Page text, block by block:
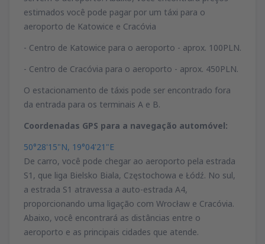
estimados você pode pagar por um táxi para o
aeroporto de Katowice e Cracóvia
- Centro de Katowice para o aeroporto - aprox. 100PLN.
- Centro de Cracóvia para o aeroporto - aprox. 450PLN.
O estacionamento de táxis pode ser encontrado fora
da entrada para os terminais A e B.
Coordenadas GPS para a navegação automóvel:
50°28'15"N, 19°04'21"E
De carro, você pode chegar ao aeroporto pela estrada
S1, que liga Bielsko Biala, Częstochowa e Łódź. No sul,
a estrada S1 atravessa a auto-estrada A4,
proporcionando uma ligação com Wrocław e Cracóvia.
Abaixo, você encontrará as distâncias entre o
aeroporto e as principais cidades que atende.